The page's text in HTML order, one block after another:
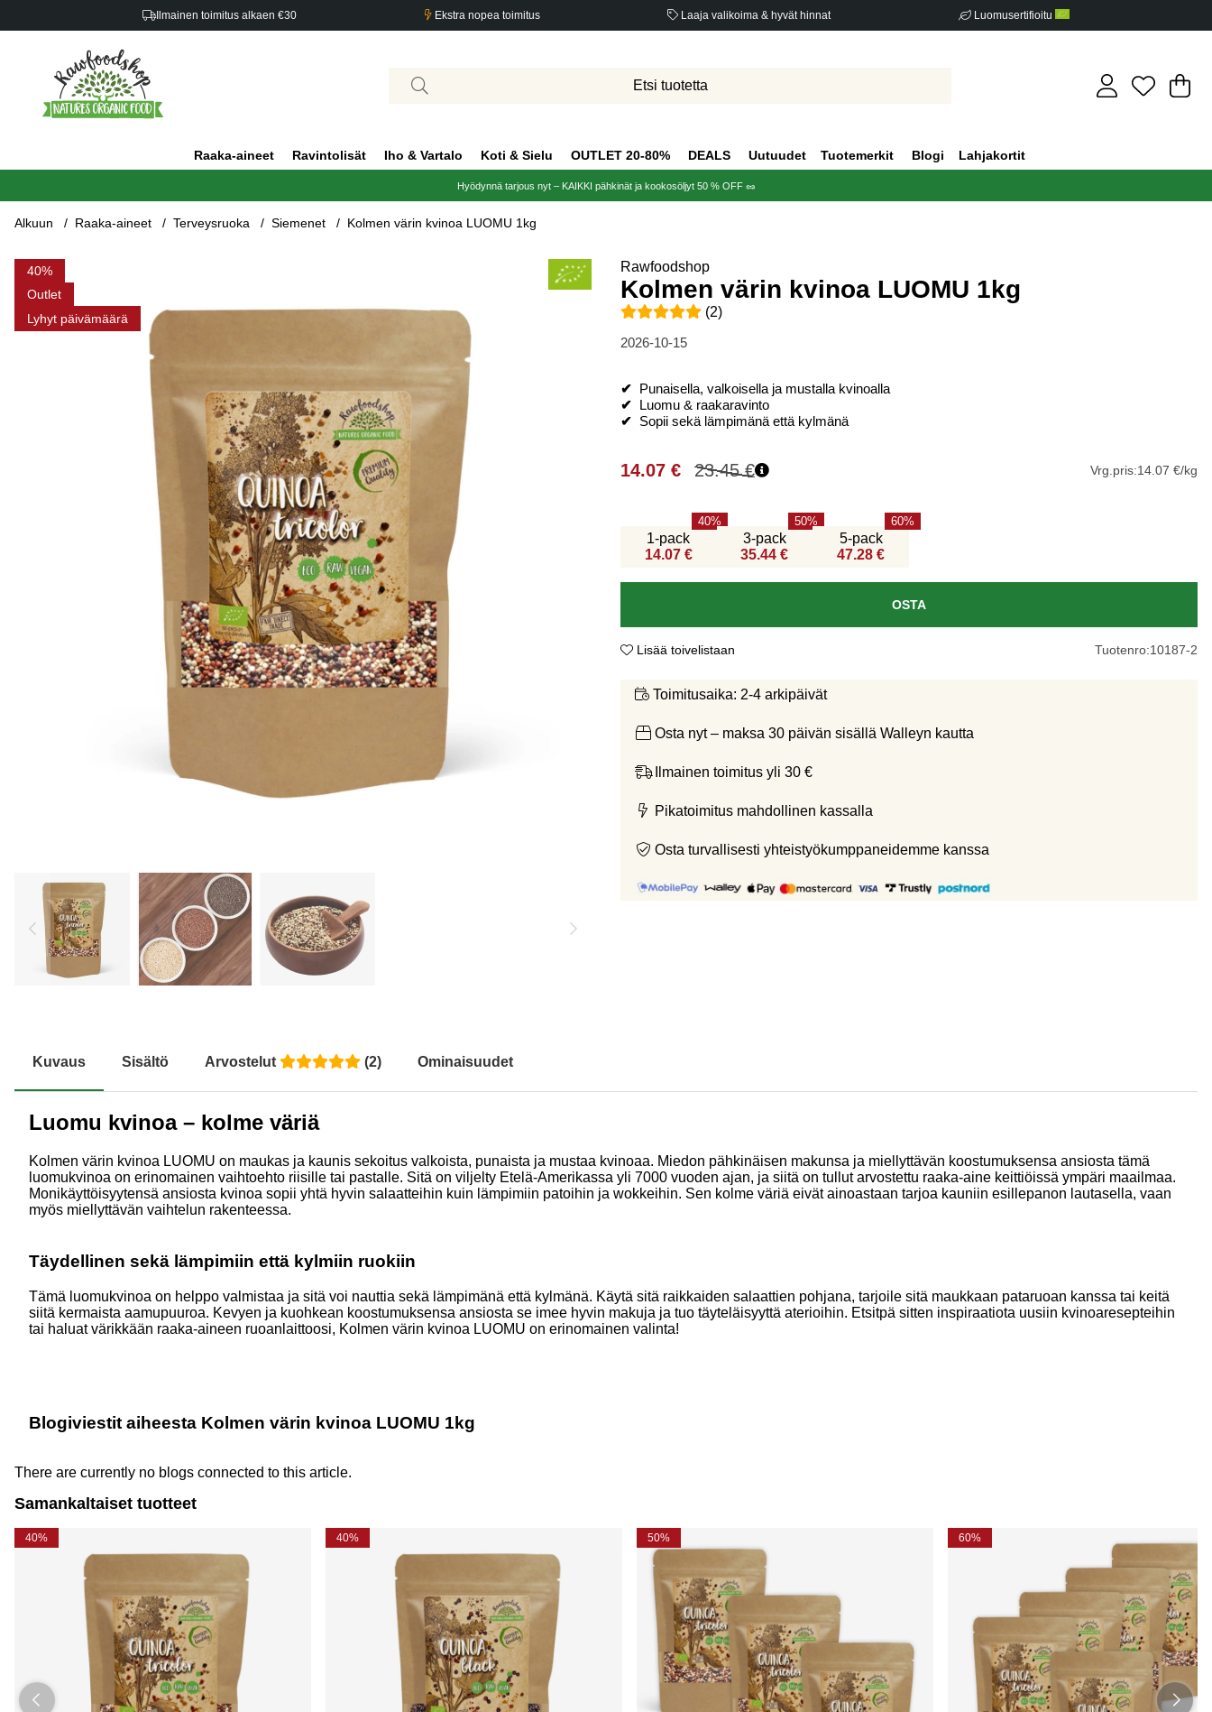
Ilmainen toimitus alkaen €30 Ekstra nopea toimitus Laaja valikoima & hyvät hinnat Luomusertifioitu
.
Raaka-aineet Ravintolisät Iho & Vartalo Koti & Sielu OUTLET 20-80% DEALS Uutuudet Tuotemerkit Blogi Lahjakortit
Hyödynnä tarjous nyt – KAIKKI pähkinät ja kookosöljyt 50 % OFF 🥜
Alkuun Raaka-aineet Terveysruoka Siemenet Kolmen värin kvinoa LUOMU 1kg
40
Outlet
Lyhyt päivämäärä
Tuotekuvat Kolmen värin kvinoa LUOMU 1kg Rawfoodshop
Kolmen värin kvinoa LUOMU 1kg
Keskiarvoluokitus 5 / 5 Arvioiden määrä 2
(2)
2026-10-15
✔ Punaisella, valkoisella ja mustalla kvinoalla
✔ Luomu & raakaravinto
✔ Sopii sekä lämpimänä että kylmänä
23.45€
14.07 € Vrg.pris:14.07 €/kg
1-pack
14.07 €
40
3-pack
35.44 €
50
5-pack
47.28 €
60
OSTA
Lisää toivelistaan Tuotenro:10187-2
Toimitusaika: 2-4 arkipäivät
Osta nyt – maksa 30 päivän sisällä Walleyn kautta
Ilmainen toimitus yli 30 €
Pikatoimitus mahdollinen kassalla
Osta turvallisesti yhteistyökumppaneidemme kanssa
Kuvaus Sisältö Arvostelut (2) Ominaisuudet
Luomu kvinoa – kolme väriä
Kolmen värin kvinoa LUOMU on maukas ja kaunis sekoitus valkoista, punaista ja mustaa kvinoaa. Miedon pähkinäisen makunsa ja miellyttävän koostumuksensa ansiosta tämä
luomukvinoa on erinomainen vaihtoehto riisille tai pastalle. Sitä on viljelty Etelä-Amerikassa yli 7000 vuoden ajan, ja siitä on tullut arvostettu raaka-aine keittiöissä ympäri maailmaa.
Monikäyttöisyytensä ansiosta kvinoa sopii yhtä hyvin salaatteihin kuin lämpimiin patoihin ja wokkeihin. Sen kolme väriä eivät ainoastaan tarjoa kauniin esillepanon lautasella, vaan
myös miellyttävän vaihtelun rakenteessa.
Täydellinen sekä lämpimiin että kylmiin ruokiin
Tämä luomukvinoa on helppo valmistaa ja sitä voi nauttia sekä lämpimänä että kylmänä. Käytä sitä raikkaiden salaattien pohjana, tarjoile sitä maukkaan pataruoan kanssa tai keitä
siitä kermaista aamupuuroa. Kevyen ja kuohkean koostumuksensa ansiosta se imee hyvin makuja ja tuo täyteläisyyttä aterioihin. Etsitpä sitten inspiraatiota uusiin kvinoaresepteihin
tai haluat värikkään raaka-aineen ruoanlaittoosi, Kolmen värin kvinoa LUOMU on erinomainen valinta!
Blogiviestit aiheesta Kolmen värin kvinoa LUOMU 1kg
There are currently no blogs connected to this article.
Samankaltaiset tuotteet
40% 40% 50% 60%